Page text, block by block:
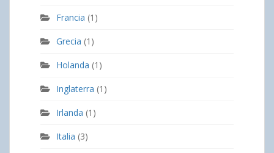
Francia (1)
Grecia (1)
Holanda (1)
Inglaterra (1)
Irlanda (1)
Italia (3)